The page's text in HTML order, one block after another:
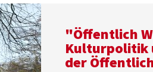
"Öffentlich
Kulturpolitik
der